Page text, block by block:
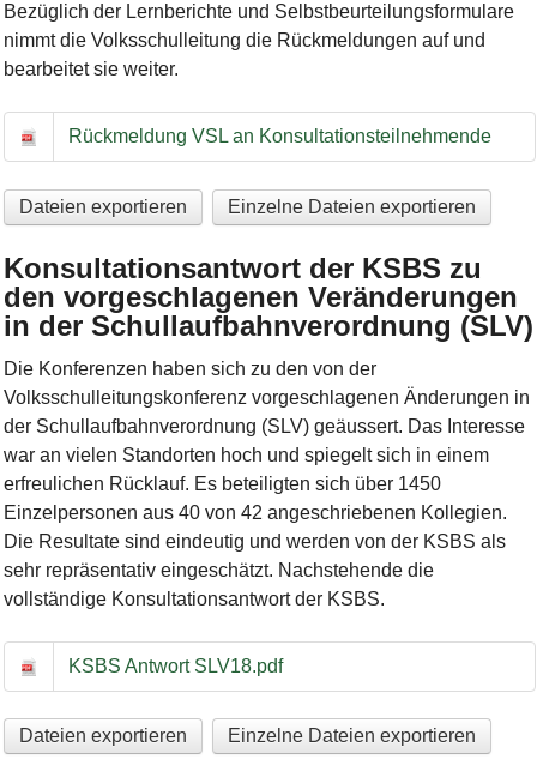
Bezüglich der Lernberichte und Selbstbeurteilungsformulare
nimmt die Volksschulleitung die Rückmeldungen auf und
bearbeitet sie weiter.
Entscheidungen der Volksschulleitung aufgrund der
Rückmeldung VSL an Konsultationsteilnehmende
Dateien exportieren Einzelne Dateien exportieren
Konsultationsantwort der KSBS zu
den vorgeschlagenen Veränderungen
in der Schullaufbahnverordnung (SLV)
Die Konferenzen haben sich zu den von der
Volksschulleitungskonferenz vorgeschlagenen Änderungen in
der Schullaufbahnverordnung (SLV) geäussert. Das Interesse
war an vielen Standorten hoch und spiegelt sich in einem
erfreulichen Rücklauf. Es beteiligten sich über 1450
Einzelpersonen aus 40 von 42 angeschriebenen Kollegien.
Die Resultate sind eindeutig und werden von der KSBS als
sehr repräsentativ eingeschätzt. Nachstehende die
vollständige Konsultationsantwort der KSBS.
Konsultationsantwort der KSBS zu den vorgeschlagenen
KSBS Antwort SLV18.pdf
Dateien exportieren Einzelne Dateien exportieren